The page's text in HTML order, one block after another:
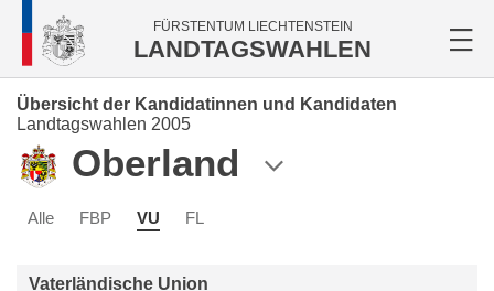
FÜRSTENTUM LIECHTENSTEIN
LANDTAGSWAHLEN
Übersicht der Kandidatinnen und Kandidaten
Landtagswahlen 2005
Oberland
Alle FBP VU FL
Vaterländische Union